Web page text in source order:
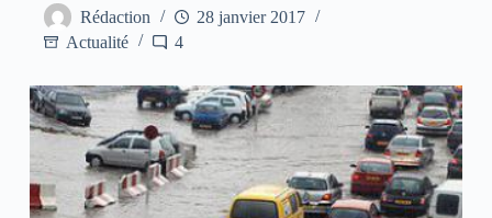
Rédaction
28 janvier 2017
Actualité
4